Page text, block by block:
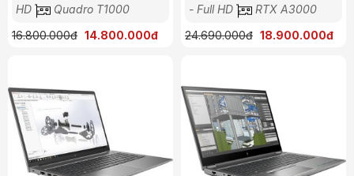
HD
Quadro T1000
16.800.000đ 14.800.000đ
- Full HD
RTX A3000
24.690.000đ 18.900.000đ